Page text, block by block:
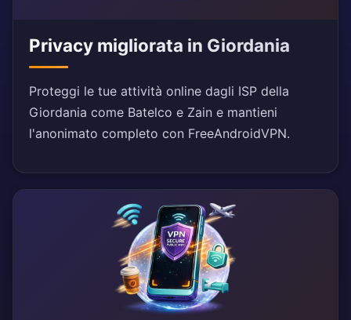
Privacy migliorata in Giordania
Proteggi le tue attività online dagli ISP della
Giordania come Batelco e Zain e mantieni
l'anonimato completo con FreeAndroidVPN.